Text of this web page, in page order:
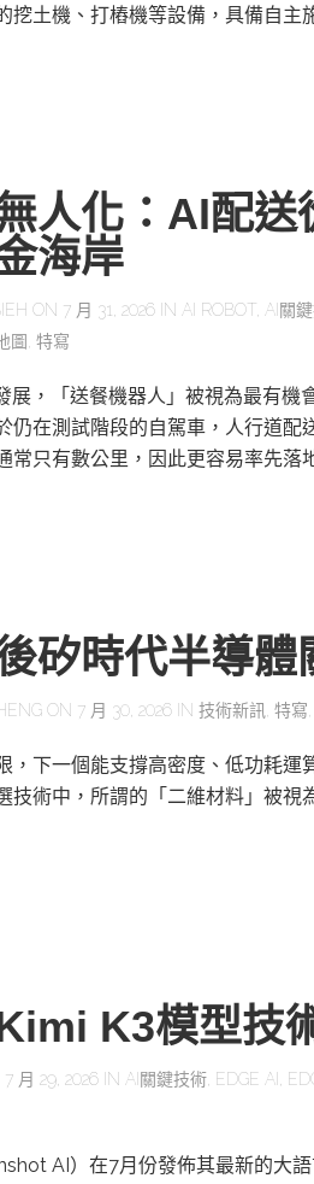
決方案
代：從深度相機到
【活動報導】
人應用部署實
器人的關鍵
暗面Kimi K3模型技術觀察
推探
挖土機、打樁機等設備，具備自主
人化：AI配送
海岸
ON 7 月 31, 2026 IN AI ROBOT AI關
圖 特寫
展，「送餐機器人」被視為最有機
仍在測試階段的自駕車，人行道配
常只有數公里，因此更容易率先落
矽時代半導體
ON 7 月 30, 2026 IN 技術新訊 特寫
，下一個能支撐高密度、低功耗運
技術中，所謂的「二維材料」被視
K3模型技
月 29, 2026 IN AI關鍵技術 EDGE AI
AI）在7月份發佈其最新的大